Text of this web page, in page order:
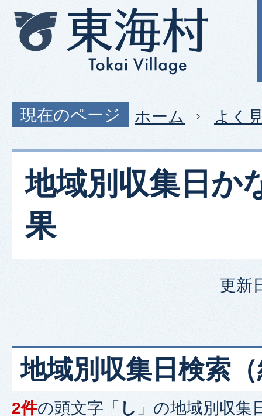
現在のページ ホーム よく
地域別収集日か
果
更新
地域別収集日検索
2件の頭文字「 し 」の地域別収集